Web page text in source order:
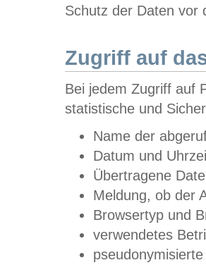
Schutz der Daten vor
Zugriff auf
Bei jedem Zugriff auf
statistische und
Name der
Datum und
Übertragene
Meldung, ob der
Browsertyp und
verwendetes